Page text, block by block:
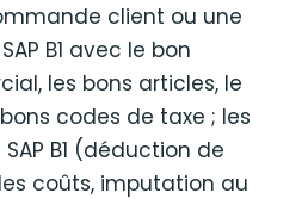
client ou une
B1 avec le bon
les bons articles, le
codes de taxe ; les
B1 (déduction de
coûts, imputation au